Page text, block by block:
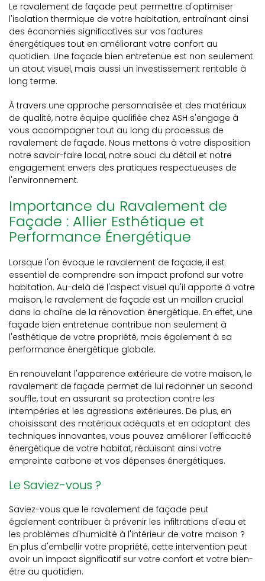
Le ravalement de façade peut permettre d'optimiser
l'isolation thermique de votre habitation, entraînant ainsi
des économies significatives sur vos factures
énergétiques tout en améliorant votre confort au
quotidien. Une façade bien entretenue est non seulement
un atout visuel, mais aussi un investissement rentable à
long terme.
À travers une approche personnalisée et des matériaux
de qualité, notre équipe qualifiée chez ASH s'engage à
vous accompagner tout au long du processus de
ravalement de façade. Nous mettons à votre disposition
notre savoir-faire local, notre souci du détail et notre
engagement envers des pratiques respectueuses de
l'environnement.
Importance du Ravalement de
Façade : Allier Esthétique et
Performance Énergétique
Lorsque l'on évoque le ravalement de façade, il est
essentiel de comprendre son impact profond sur votre
habitation. Au-delà de l'aspect visuel qu'il apporte à votre
maison, le ravalement de façade est un maillon crucial
dans la chaîne de la rénovation énergétique. En effet, une
façade bien entretenue contribue non seulement à
l'esthétique de votre propriété, mais également à sa
performance énergétique globale.
En renouvelant l'apparence extérieure de votre maison, le
ravalement de façade permet de lui redonner un second
souffle, tout en assurant sa protection contre les
intempéries et les agressions extérieures. De plus, en
choisissant des matériaux adéquats et en adoptant des
techniques innovantes, vous pouvez améliorer l'efficacité
énergétique de votre habitat, réduisant ainsi votre
empreinte carbone et vos dépenses énergétiques.
Le Saviez-vous ?
Saviez-vous que le ravalement de façade peut
également contribuer à prévenir les infiltrations d'eau et
les problèmes d'humidité à l'intérieur de votre maison ?
En plus d'embellir votre propriété, cette intervention peut
avoir un impact significatif sur votre confort et votre bien-
être au quotidien.